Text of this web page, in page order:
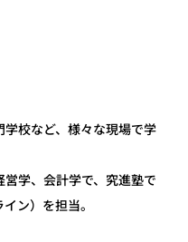
校など、様々な現場で学
学、会計学で、究進塾で
イン）を担当。